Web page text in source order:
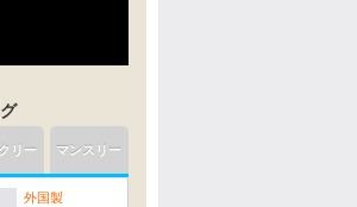
外国製
リー マンスリー